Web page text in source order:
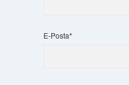
E-Posta*